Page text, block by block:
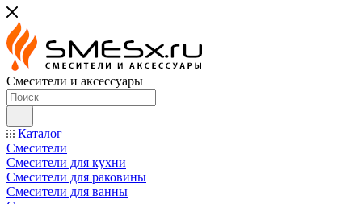
Смесители и аксессуары
Каталог
Смесители
Смесители для кухни
Смесители для раковины
Смесители для ванны